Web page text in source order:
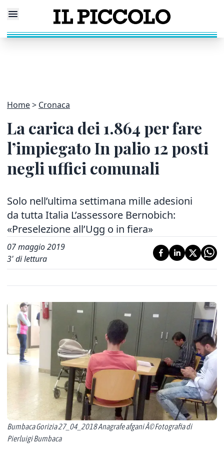
Home Cronaca
La carica dei 1.864 per fare
l’impiegato In palio 12 posti
negli uffici comunali
Solo nell’ultima settimana mille adesioni
da tutta Italia L’assessore Bernobich:
«Preselezione all’Ugg o in fiera»
07 maggio 2019
3' di lettura
Bumbaca Gorizia 27_04_2018 Anagrafe afgani Â© Fotografia di
Pierluigi Bumbaca